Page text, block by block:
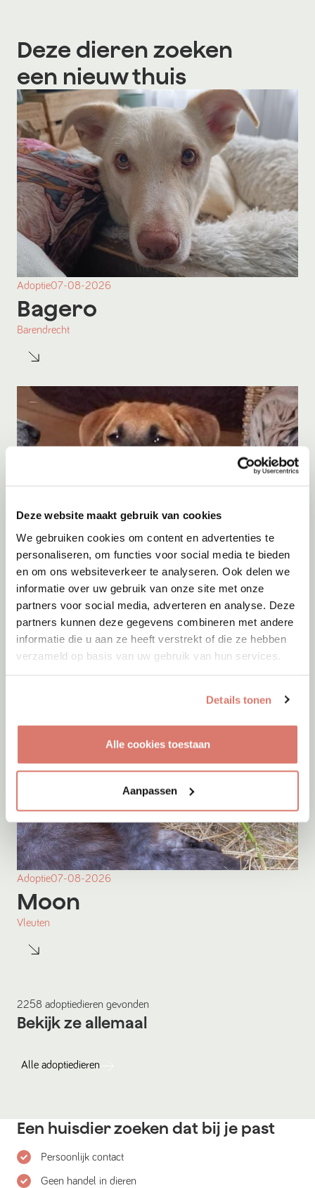
Deze website maakt gebruik van cookies
We gebruiken cookies om content en advertenties te
personaliseren, om functies voor social media te bieden
en om ons websiteverkeer te analyseren. Ook delen we
informatie over uw gebruik van onze site met onze
partners voor social media, adverteren en analyse. Deze
partners kunnen deze gegevens combineren met andere
informatie die u aan ze heeft verstrekt of die ze hebben
verzameld op basis van uw gebruik van hun services.
Details tonen
Alle cookies toestaan
Aanpassen
Deze dieren zoeken
een nieuw thuis
Adoptie07-08-2026
Bagero
Barendrecht
Adoptie 07-08-2026
Lucas
Willemsoord
Adoptie07-08-2026
Moon
Vleuten
2258 adoptiedieren gevonden
Bekijk ze allemaal
Alle adoptiedieren
Een huisdier zoeken dat bij je past
Persoonlijk contact
Geen handel in dieren